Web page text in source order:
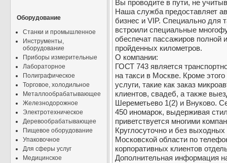
Оборудование
Станки и промышленное
Инструменты,
оборудование
Приборы измерительные
Лабораторное
Полиграфическое
Торговое, холодильное
Металлообрабатывающее
Железнодорожное
Электротехническое
Деревообрабатывающее
Пищевое оборудование
Упаковочное
Для сферы услуг
Медицинское
Вы проводите в пути, не
Наша служба предоставляет
бизнес и VIP. Специально для
встроили специальные
обеспечат пассажиров полной
пройденных километров.
О компании:
ГОСТ 743 является
на такси в Москве. Кроме
услуги, такие как заказ
клиентов, свадеб, а также
Шереметьево 1(2) и Внуково.
450 иномарок, выдерживая
приветствуется многими
Круглосуточно и без
Московской области по
корпоративных клиентов
Дополнительная информация